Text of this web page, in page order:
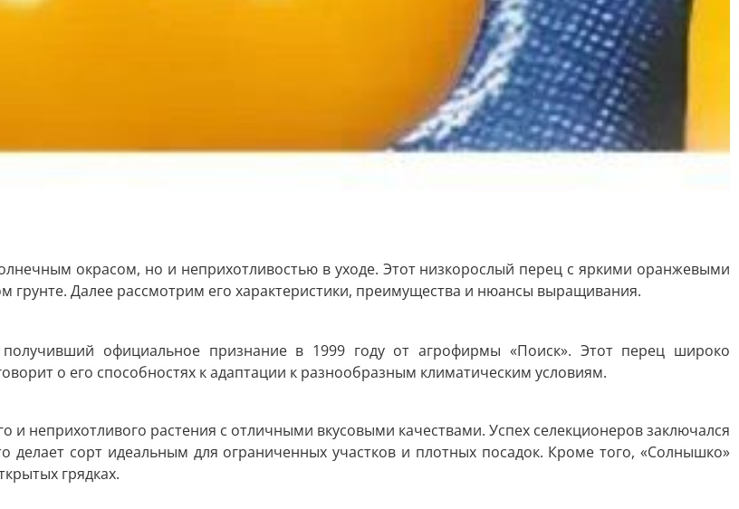
окрасом, но и неприхотливостью в уходе. Этот низкорослый перец с яркими оранжевыми
грунте. Далее рассмотрим его характеристики, преимущества и нюансы выращивания.
официальное признание в 1999 году от агрофирмы «Поиск». Этот перец широко
о его способностях к адаптации к разнообразным климатическим условиям.
неприхотливого растения с отличными вкусовыми качествами. Успех селекционеров заключался
делает сорт идеальным для ограниченных участков и плотных посадок. Кроме того, «Солнышко»
грядках.